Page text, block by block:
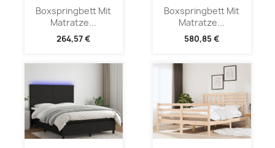
Boxspringbett Mit
Matratze...
264,57 €
Boxspringbett Mit
Matratze...
580,85 €